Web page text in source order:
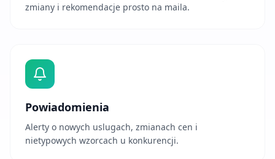
zmiany i rekomendacje prosto na maila.
Powiadomienia
Alerty o nowych uslugach, zmianach cen i
nietypowych wzorcach u konkurencji.